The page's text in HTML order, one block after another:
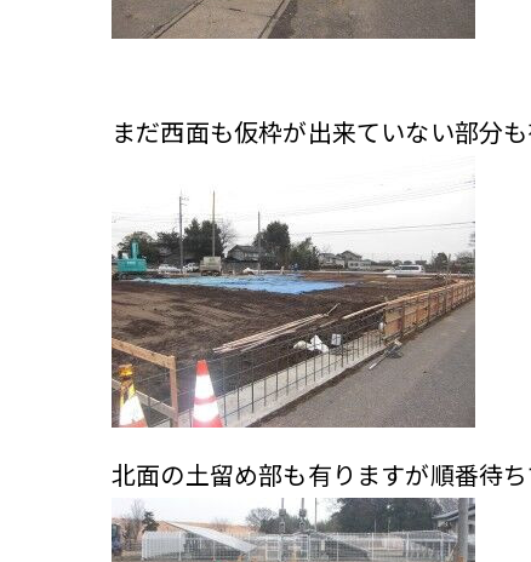
まだ西面も仮枠が出来ていない部分
北面の土留め部も有りますが順番待